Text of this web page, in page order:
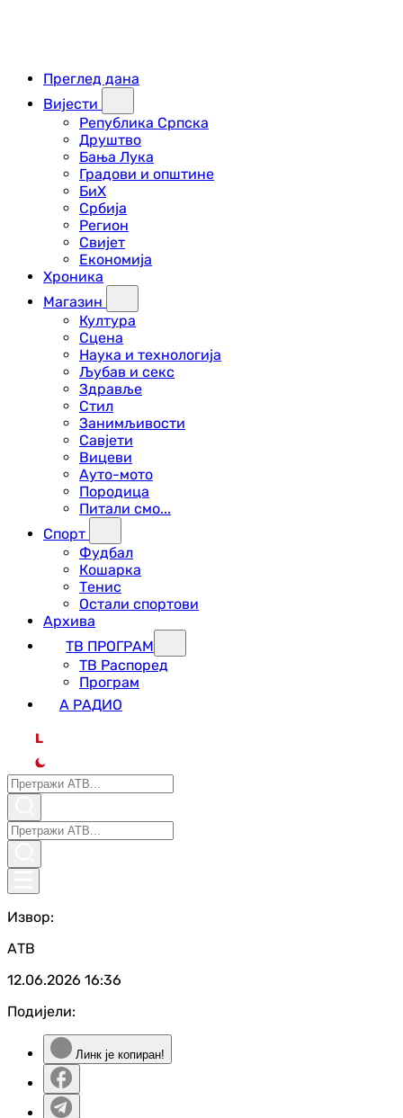
Преглед дана
Вијести
Република Српска
Друштво
Бања Лука
Градови и општине
БиХ
Србија
Регион
Свијет
Економија
Хроника
Магазин
Култура
Сцена
Наука и технологија
Љубав и секс
Здравље
Стил
Занимљивости
Савјети
Вицеви
Ауто-мото
Породица
Питали смо...
Спорт
Фудбал
Кошарка
Тенис
Остали спортови
Архива
ТВ ПРОГРАМ
ТВ Распоред
Програм
А РАДИО
L
Извор:
АТВ
12.06.2026 16:36
Подијели:
Линк је копиран!